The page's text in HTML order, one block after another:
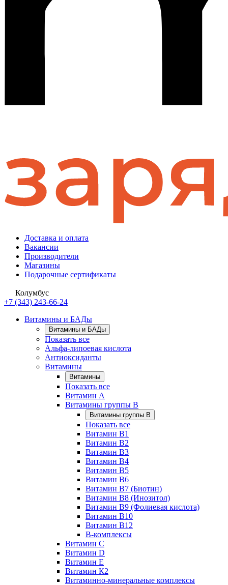
Доставка и оплата
Вакансии
Производители
Магазины
Подарочные сертификаты
Колумбус
+7 (343) 243-66-24
Витамины и БАДы
Витамины и БАДы
Показать все
Альфа-липоевая кислота
Антиоксиданты
Витамины
Витамины
Показать все
Витамин A
Витамины группы B
Витамины группы B
Показать все
Витамин B1
Витамин B2
Витамин B3
Витамин B4
Витамин B5
Витамин B6
Витамин B7 (Биотин)
Витамин B8 (Инозитол)
Витамин B9 (Фолиевая кислота)
Витамин B10
Витамин B12
B-комплексы
Витамин C
Витамин D
Витамин E
Витамин К2
Витаминно-минеральные комплексы